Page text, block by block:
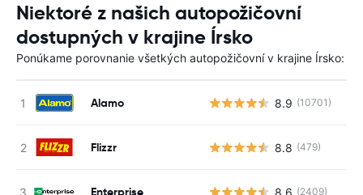
Niektoré z našich autopožičovní
dostupných v krajine Írsko
Ponúkame porovnanie všetkých autopožičovní v krajine Írsko:
Alamo 8.9 (10701)
Flizzr 8.8 (479)
Enterprise 8.6 (2409)